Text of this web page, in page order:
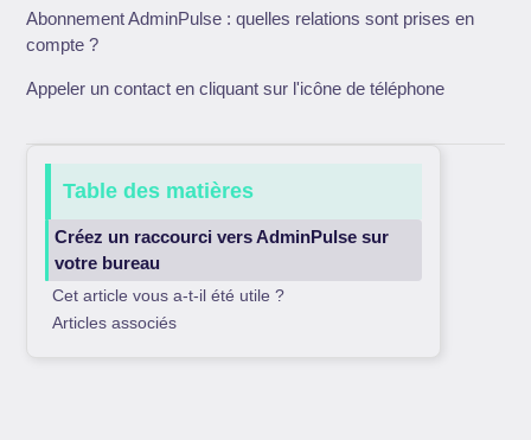
Abonnement AdminPulse : quelles relations sont prises en
compte ?
Appeler un contact en cliquant sur l'icône de téléphone
Table des matières
Créez un raccourci vers AdminPulse sur
votre bureau
Cet article vous a-t-il été utile ?
Articles associés